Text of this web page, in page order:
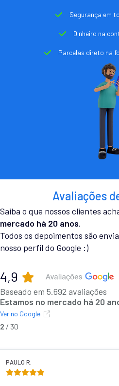
Segurança em
Dinheiro na
Parcelas direto na
Avaliações
Saiba o que nossos clientes
mercado há 20 anos.
Todos os depoimentos são
nosso perfil do Google :)
4,9
Baseado em 5.692 avaliações
Estamos no mercado há 20
Ver no Google
PAULO R.
2 / 30